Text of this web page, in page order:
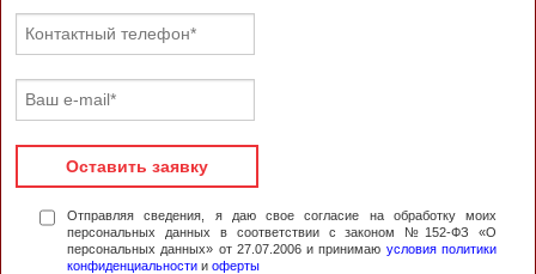
Оставить заявку
Отправляя сведения, я даю свое согласие на обработку моих
персональных данных в соответствии с законом №152-ФЗ «О
персональных данных» от 27.07.2006 и принимаю условия политики
конфиденциальности и оферты